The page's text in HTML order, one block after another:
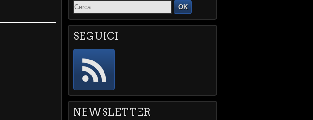
OK
SEGUICI
NEWSLETTER